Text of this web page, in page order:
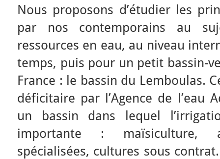
Nous proposons d’étudier les
par nos contemporains au
ressources en eau, au niveau
temps, puis pour un petit bassin-
France : le bassin du Lemboulas.
déficitaire par l’Agence de l’eau
un bassin dans lequel
importante : maïsiculture,
spécialisées, cultures sous